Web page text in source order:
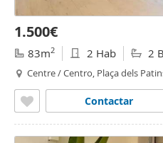
1.500€
83m2 2 Hab 2
Centre / Centro, Plaça dels
Contactar